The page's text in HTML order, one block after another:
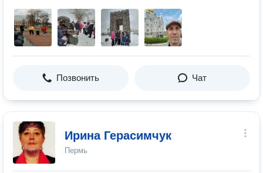
Позвонить Чат
Ирина Герасимчук
Пермь